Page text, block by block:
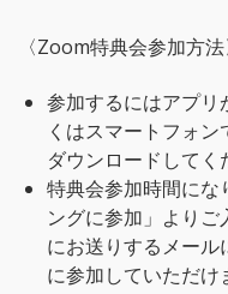
〈Zoom特典会参加方法
参加するにはアプリ
くはスマートフォ
ダウンロードしてく
特典会参加時間にな
ングに参加」より
にお送りするメー
に参加していただけ